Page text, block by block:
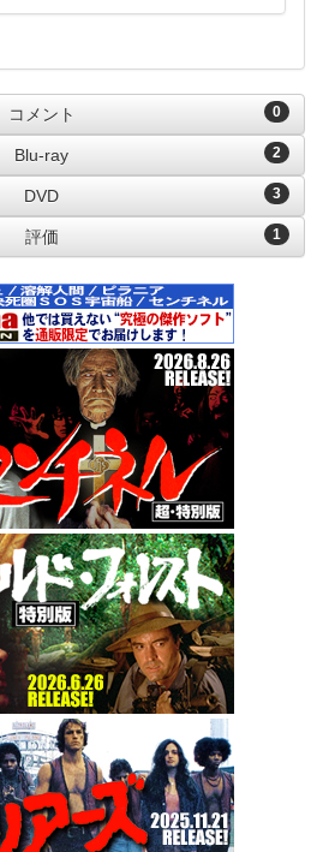
0
コメント
2
Blu-ray
3
DVD
1
評価